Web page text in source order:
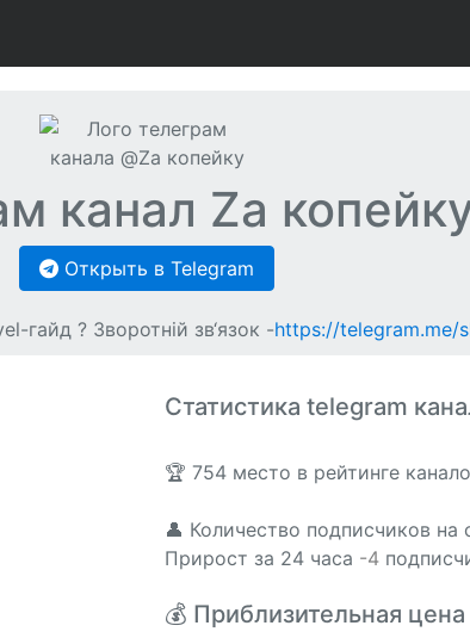
канал Za
Открыть в Telegram
гайд ? Зворотній зв‘язок -https://telegram.me/
Статистика telegram
🏆 754 место в рейтинге
👤 Количество подписчиков на
Прирост за 24 часа -4
💰 Приблизительная